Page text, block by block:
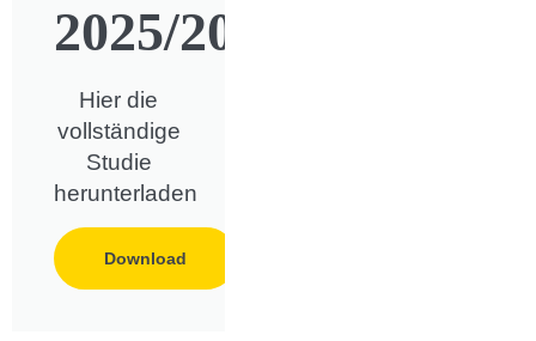
2025/2026
Hier die
vollständige
Studie
herunterladen
Download